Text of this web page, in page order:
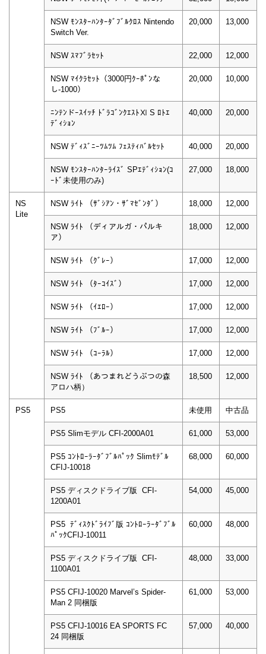
NSW ﾓﾝｽﾀｰﾊﾝﾀｰﾀﾞﾌﾞﾙｸﾛｽ Nintendo
Switch Ver.
20,000 13,000
NSW ｽﾏﾌﾞﾗｾｯﾄ 22,000 12,000
NSW ﾏｲｸﾗｾｯﾄ（3000円ｸｰﾎﾟﾝな
し-1000）
20,000 10,000
ﾆﾝﾃﾝドｰｽｲｯﾁ ﾄﾞﾗｺﾞﾝｸｴｽﾄⅪ S ﾛﾄｴ
ﾃﾞｨｼｮﾝ
40,000 20,000
NSW ﾃﾞｨｽﾞﾆｰﾂﾑﾂﾑ ﾌｪｽﾃｨﾊﾞﾙｾｯﾄ 40,000 20,000
NSW ﾓﾝｽﾀｰﾊﾝﾀｰﾗｲｽﾞ SPｴﾃﾞｨｼｮﾝ(ｺ
ｰﾄﾞ未使用のみ)
27,000 18,000
NS
Lite
NSW ﾗｲﾄ （ｻﾞｼｱﾝ・ｻﾞﾏｾﾞﾝﾀﾞ） 18,000 12,000
NSW ﾗｲﾄ （ディアルガ・パルキ
ア）
18,000 12,000
NSW ﾗｲﾄ （ｸﾞﾚｰ） 17,000 12,000
NSW ﾗｲﾄ （ﾀｰｺｲｽﾞ） 17,000 12,000
NSW ﾗｲﾄ （ｲｴﾛｰ） 17,000 12,000
NSW ﾗｲﾄ （ﾌﾞﾙｰ） 17,000 12,000
NSW ﾗｲﾄ （ｺｰﾗﾙ） 17,000 12,000
NSW ﾗｲﾄ （あつまれどうぶつの森
アロハ柄）
18,500 12,000
PS5 PS5 未使用 中古品
PS5 Slimモデル CFI-2000A01 61,000 53,000
PS5 ｺﾝﾄﾛｰﾗｰﾀﾞﾌﾞﾙﾊﾟｯｸ Slimﾓﾃﾞﾙ
CFIJ-10018
68,000 60,000
PS5 ディスクドライブ版 CFI-
1200A01
54,000 45,000
PS5 ﾃﾞｨｽｸﾄﾞﾗｲﾌﾞ版 ｺﾝﾄﾛｰﾗｰﾀﾞﾌﾞﾙ
ﾊﾟｯｸCFIJ-10011
60,000 48,000
PS5 ディスクドライブ版 CFI-
1100A01
48,000 33,000
PS5 CFIJ-10020 Marvel’s Spider-
Man 2 同梱版
61,000 53,000
PS5 CFIJ-10016 EA SPORTS FC
24 同梱版
57,000 40,000